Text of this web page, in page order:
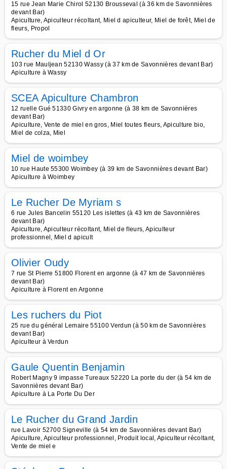
15 rue Jean Marie Chirol 52130 Brousseval (à 36 km de Savonnières
devant Bar)
Apiculture, Apiculteur récoltant, Miel d apiculteur, Miel de forêt, Miel de
fleurs, Propol
Rucher du Miel d Or
103 rue Mauljean 52130 Wassy (à 37 km de Savonnières devant Bar)
Apiculture à Wassy
SCEA Apiculture Chambron
12 ruelle Gué 51330 Givry en argonne (à 38 km de Savonnières
devant Bar)
Apiculture, Vente de miel en gros, Miel toutes fleurs, Apiculture bio,
Miel de colza, Miel
Miel de woimbey
10 rue Haute 55300 Woimbey (à 39 km de Savonnières devant Bar)
Apiculture à Woimbey
Le Rucher De Myriam s
6 rue Jules Bancelin 55120 Les islettes (à 43 km de Savonnières
devant Bar)
Apiculture, Apiculteur récoltant, Miel de fleurs, Apiculteur
professionnel, Miel d apicult
Olivier Oudy
7 rue St Pierre 51800 Florent en argonne (à 47 km de Savonnières
devant Bar)
Apiculture à Florent en Argonne
Les ruchers du Piot
25 rue du général Lemaire 55100 Verdun (à 50 km de Savonnières
devant Bar)
Apiculteur à Verdun
Gaule Quentin Benjamin
Robert Magny 9 impasse Tureaux 52220 La porte du der (à 54 km de
Savonnières devant Bar)
Apiculture à La Porte Du Der
Le Rucher du Grand Jardin
rue Lavoir 52700 Signeville (à 54 km de Savonnières devant Bar)
Apiculture, Apiculteur professionnel, Produit local, Apiculteur récoltant,
Vente de miel e